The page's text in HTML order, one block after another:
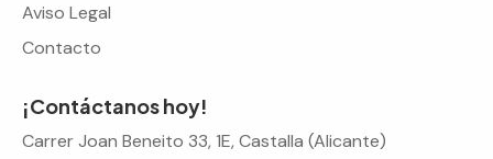
Aviso Legal
Contacto
¡Contáctanos hoy!
Carrer Joan Beneito 33, 1E, Castalla (Alicante)